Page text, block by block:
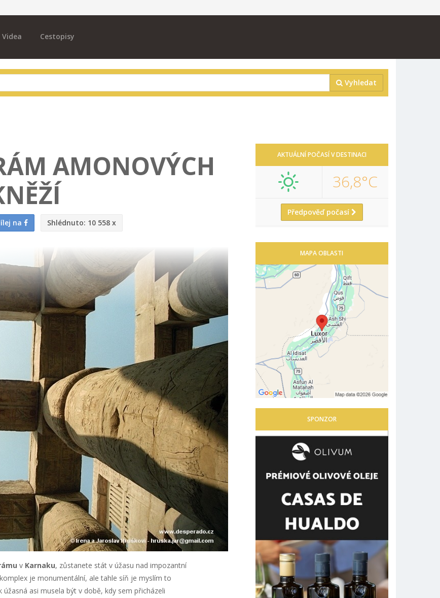
Videa Cestopisy
Vyhledat
AMONOVÝCH
na Shlédnuto: 10 558 x
v Karnaku, zůstanete stát v úžasu nad impozantní
je monumentální, ale tahle síň je myslím to
asi musela být v době, kdy sem přicházeli
AKTUÁLNÍ POČASÍ V DESTINACI
36,8°C
Předpověď počasí
MAPA OBLASTI
SPONZOR